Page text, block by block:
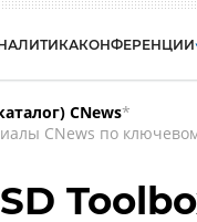
КОНФЕРЕНЦИИ
CNews*
CNews по